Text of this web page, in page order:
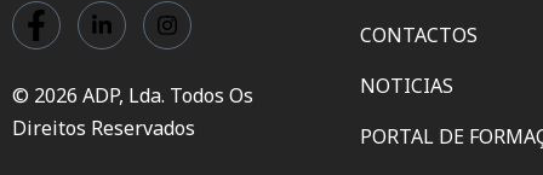
© 2026 ADP, Lda. Todos Os
Direitos Reservados
CONTACTOS
NOTICIAS
PORTAL DE